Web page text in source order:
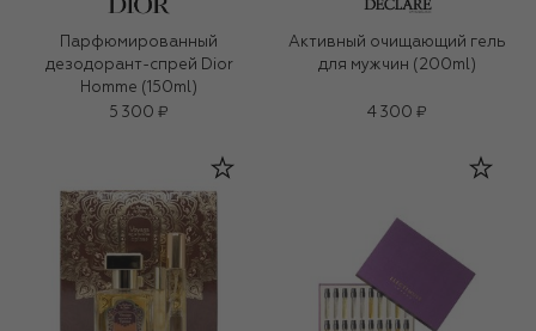
Парфюмированный
дезодорант-спрей Dior
Homme (150ml)
5 300 ₽
Активный очищающий гель
для мужчин (200ml)
4 300 ₽